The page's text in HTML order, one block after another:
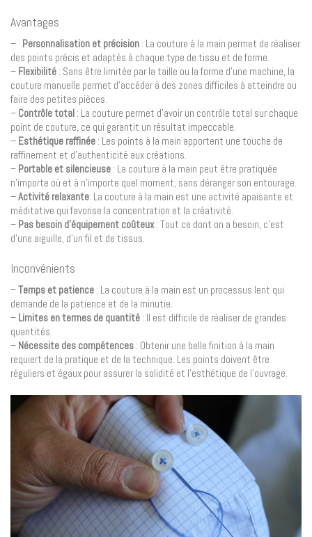
Avantages
– Personnalisation et précision : La couture à la main permet de réaliser
des points précis et adaptés à chaque type de tissu et de forme.
– Flexibilité : Sans être limitée par la taille ou la forme d’une machine, la
couture manuelle permet d’accéder à des zones difficiles à atteindre ou
faire des petites pièces.
– Contrôle total : La couture permet d’avoir un contrôle total sur chaque
point de couture, ce qui garantit un résultat impeccable.
– Esthétique raffinée : Les points à la main apportent une touche de
raffinement et d’authenticité aux créations.
– Portable et silencieuse : La couture à la main peut être pratiquée
n’importe où et à n’importe quel moment, sans déranger son entourage.
–Activité relaxante: La couture à la main est une activité apaisante et
méditative qui favorise la concentration et la créativité.
– Pas besoin d’équipement coûteux: Tout ce dont on a besoin, c’est
d’une aiguille, d’un fil et de tissus.
Inconvénients
–Temps et patience : La couture à la main est un processus lent qui
demande de la patience et de la minutie.
– Limites en termes de quantité : Il est difficile de réaliser de grandes
quantités.
– Nécessite des compétences : Obtenir une belle finition à la main
requiert de la pratique et de la technique. Les points doivent être
réguliers et égaux pour assurer la solidité et l’esthétique de l’ouvrage.